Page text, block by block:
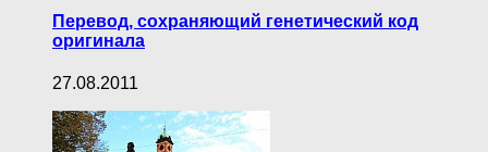
Перевод, сохраняющий генетический код
оригинала
27.08.2011